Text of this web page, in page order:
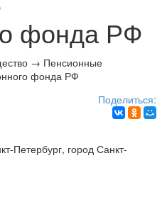
фонда РФ
→ Пенсионные
фонда РФ
Поделиться:
Петербург, город Санкт-